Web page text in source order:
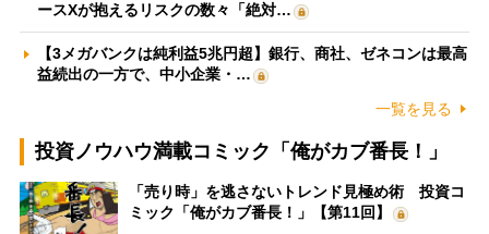
ースXが抱えるリスクの数々「絶対…
【3メガバンクは純利益5兆円超】銀行、商社、ゼネコンは最高
益続出の一方で、中小企業・…
一覧を見る
投資ノウハウ満載コミック「俺がカブ番長！」
「売り時」を逃さないトレンド見極め術 投資コ
ミック「俺がカブ番長！」【第11回】